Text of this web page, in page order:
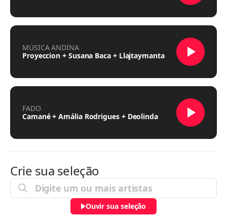
MÚSICA ANDINA
Proyeccion + Susana Baca + Llajtaymanta
FADO
Camané + Amália Rodrigues + Deolinda
Crie sua seleção
Ouvir sua seleção